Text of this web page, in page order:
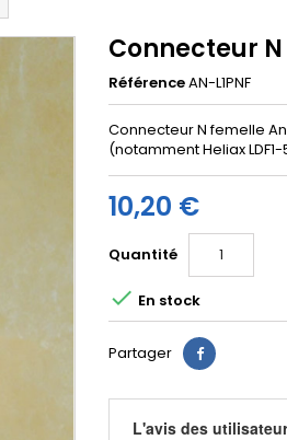
Connecteur N
RéférenceAN-L1PNF
Connecteur N femelle
(notamment Heliax LDF1-
10,20 €
Quantité
 En stock
Partager
L'avis des